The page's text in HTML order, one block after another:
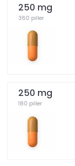
250 mg
360 piller
250 mg
180 piller